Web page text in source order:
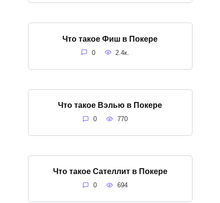
Что такое Фиш в Покере
0 2.4к.
Что такое Вэлью в Покере
0 770
Что такое Сателлит в Покере
0 694